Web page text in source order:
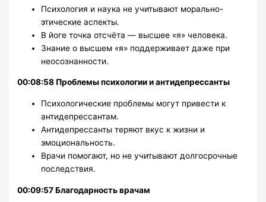
Психология и наука не учитывают морально-
этические аспекты.
В йоге точка отсчёта — высшее «я» человека.
Знание о высшем «я» поддерживает даже при
неосознанности.
00:08:58 Проблемы психологии и антидепрессанты
Психологические проблемы могут привести к
антидепрессантам.
Антидепрессанты теряют вкус к жизни и
эмоциональность.
Врачи помогают, но не учитывают долгосрочные
последствия.
00:09:57 Благодарность врачам